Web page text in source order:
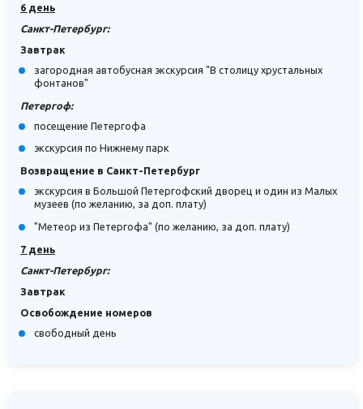
6 день
Санкт-Петербург:
Завтрак
загородная автобусная экскурсия "В столицу хрустальных
фонтанов"
Петергоф:
посещение Петергофа
экскурсия по Нижнему парк
Возвращение в Санкт-Петербург
экскурсия в Большой Петергофский дворец и один из Малых
музеев (по желанию, за доп. плату)
"Метеор из Петергофа" (по желанию, за доп. плату)
7 день
Санкт-Петербург:
Завтрак
Освобождение номеров
свободный день